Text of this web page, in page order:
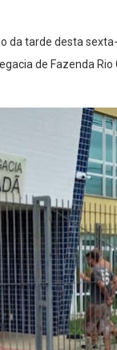
da tarde desta
de Fazenda Rio